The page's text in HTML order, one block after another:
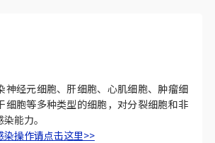
神经元细胞、肝细胞、心肌细胞、肿瘤细
细胞等多种类型的细胞，对分裂细胞和非
能力。
染操作请点击这里>>